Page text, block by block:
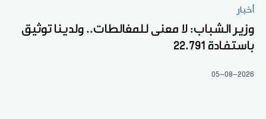
أخبار
وزير الشباب: لا معنى للمغالطات.. ولدينا توثيق
باستفادة 22.791
05-08-2026